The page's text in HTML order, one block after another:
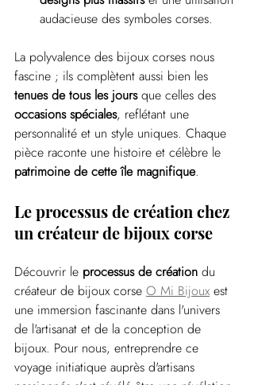
audacieuse des symboles corses.
La polyvalence des bijoux corses nous
fascine ; ils complètent aussi bien les
tenues de tous les jours que celles des
occasions spéciales, reflétant une
personnalité et un style uniques. Chaque
pièce raconte une histoire et célèbre le
patrimoine de cette île magnifique.
Le processus de création chez
un créateur de bijoux corse
Découvrir le processus de création du
créateur de bijoux corse O Mi Bijoux est
une immersion fascinante dans l'univers
de l'artisanat et de la conception de
bijoux. Pour nous, entreprendre ce
voyage initiatique auprès d'artisans